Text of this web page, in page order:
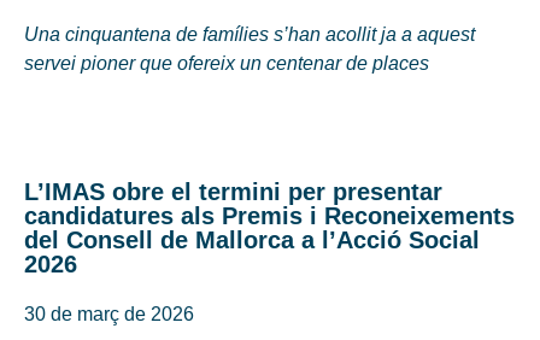
Una cinquantena de famílies s’han acollit ja a aquest
servei pioner que ofereix un centenar de places
L’IMAS obre el termini per presentar
candidatures als Premis i Reconeixements
del Consell de Mallorca a l’Acció Social
2026
30 de març de 2026